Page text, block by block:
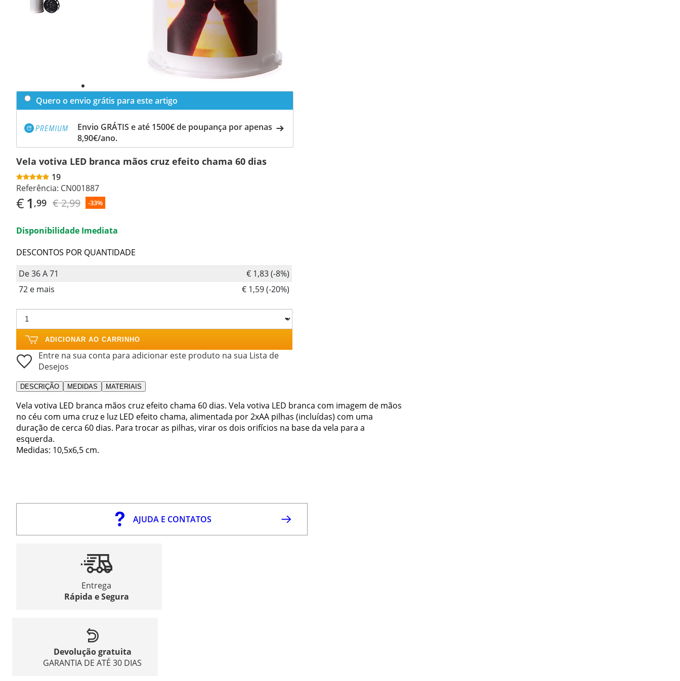
Quero o envio grátis para este artigo
Envio GRÁTIS e até 1500€ de poupança por apenas
8,90€/ano.
Vela votiva LED branca mãos cruz efeito chama 60 dias
19
Referência: CN001887
€1 ,99 € 2,99 -33%
Disponibilidade Imediata
DESCONTOS POR QUANTIDADE
De 36 A 71
€ 1,83 (-8%)
72 e mais
€ 1,59 (-20%)
ADICIONAR AO CARRINHO
Entre na sua conta para adicionar este produto na sua Lista de
Desejos
DESCRIÇÃO MEDIDAS MATERIAIS
Vela votiva LED branca mãos cruz efeito chama 60 dias. Vela votiva LED branca com imagem de mãos
no céu com uma cruz e luz LED efeito chama, alimentada por 2xAA pilhas (incluídas) com uma
duração de cerca 60 dias. Para trocar as pilhas, virar os dois orifícios na base da vela para a
esquerda.
Medidas: 10,5x6,5 cm.
AJUDA E CONTATOS
Entrega
Rápida e Segura
Devolução gratuita
GARANTIA DE ATÉ 30 DIAS